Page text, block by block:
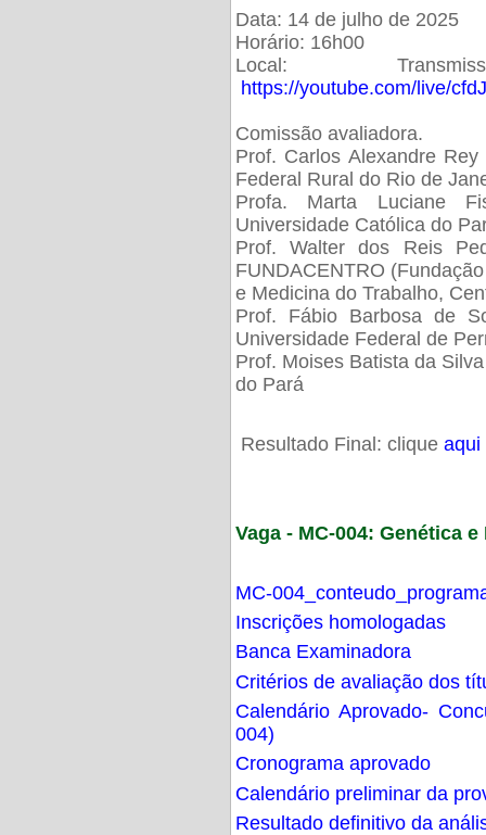
Data: 14 de julho de 2025
Horário: 16h00
Local:
https://youtube.com/live/
Comissão avaliadora.
Prof. Carlos Alexandre
Federal Rural do Rio de
Profa. Marta Luciane
Universidade Católica do
Prof. Walter dos Reis
FUNDACENTRO
e Medicina do Trabalho,
Prof. Fábio Barbosa de
Universidade Federal de
Prof. Moises Batista da
do Pará
Resultado Final: clique aqui
Vaga - MC-004: Genética
MC-
Inscrições homologadas
Banca Examinadora
Critérios de avaliação dos
Calendário Aprovado-
004)
Cronograma aprovado
Calendário preliminar da
Resultado definitivo da